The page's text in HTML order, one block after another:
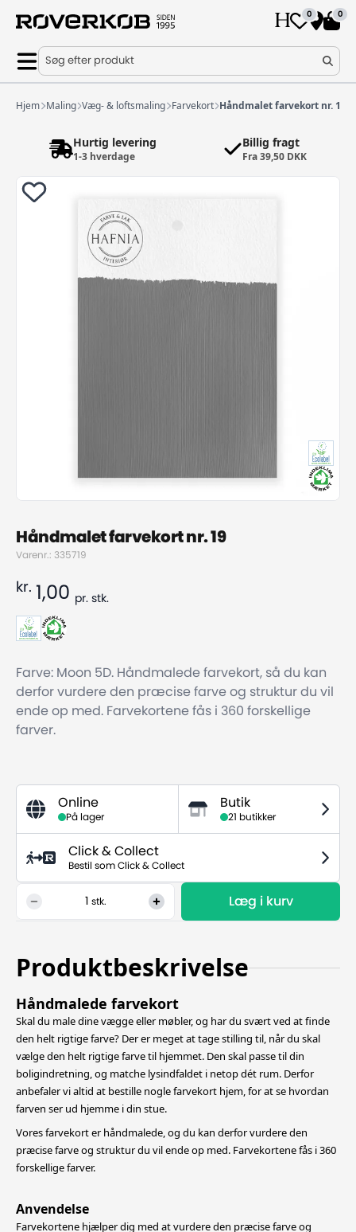
0 0
Søg efter produkt
Hjem Maling Væg- & loftsmaling Farvekort Håndmalet farvekort nr. 19
Hurtig levering
1-3 hverdage
Billig fragt
Fra 39,50 DKK
Håndmalet farvekort nr. 19
Varenr.: 335719
kr. 1,00 pr. stk.
Farve: Moon 5D. Håndmalede farvekort, så du kan
derfor vurdere den præcise farve og struktur du vil
ende op med. Farvekortene fås i 360 forskellige
farver.
Online
På lager
Butik
21 butikker
Click & Collect
Bestil som Click & Collect
stk. Læg i kurv
Produktbeskrivelse
Håndmalede farvekort
Skal du male dine vægge eller møbler, og har du svært ved at finde
den helt rigtige farve? Der er meget at tage stilling til, når du skal
vælge den helt rigtige farve til hjemmet. Den skal passe til din
boligindretning,og matche lysindfaldet i netop dét rum. Derfor
anbefaler vi altid at bestille nogle farvekort hjem, for at se hvordan
farven ser ud hjemme i din stue.
Vores farvekort er håndmalede, og du kan derfor vurdere den
præcise farve og struktur du vil ende op med. Farvekortene fås i 360
forskellige farver.
Anvendelse
Farvekortene hjælper dig med at vurdere den præcise farve og